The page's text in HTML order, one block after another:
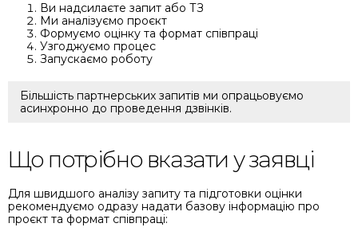
Ви надсилаєте запит або ТЗ
Ми аналізуємо проєкт
Формуємо оцінку та формат співпраці
Узгоджуємо процес
Запускаємо роботу
Більшість партнерських запитів ми опрацьовуємо
асинхронно до проведення дзвінків.
Що потрібно вказати у заявці
Для швидшого аналізу запиту та підготовки оцінки
рекомендуємо одразу надати базову інформацію про
проєкт та формат співпраці: